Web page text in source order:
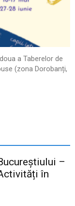
a Taberelor de
(zona Dorobanți,
–
în